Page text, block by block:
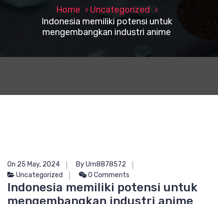
Home
Uncategorized
Indonesia memiliki potensi untuk
mengembangkan industri anime
On 25 May, 2024
By Urn8878572
Uncategorized
0 Comments
Indonesia memiliki potensi untuk
mengembangkan industri anime